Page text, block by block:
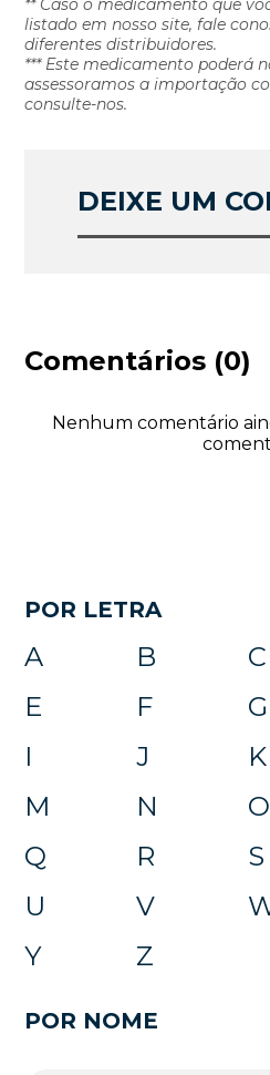
** Caso o medicamento que
listado em nosso site, fale
diferentes distribuidores.
*** Este medicamento poderá
assessoramos a importação
consulte-nos.
DEIXE UM
Comentários (0)
Nenhum comentário
POR LETRA
A B C
E
F G
I
J K
M
N O
Q
R S
U
V
Y
Z
POR NOME